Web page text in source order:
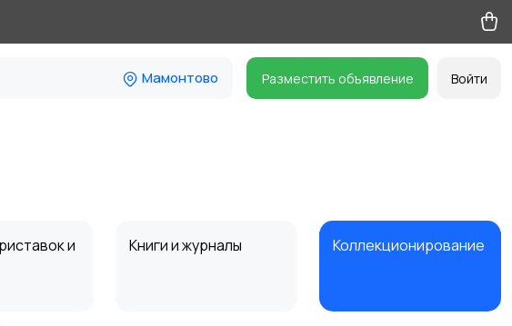
Мамонтово Разместить объявление Войти
и
Книги и журналы Коллекционирование